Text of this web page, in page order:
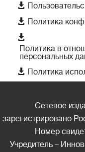

 Политика

Политика в
персональных
 Политика
Сетевое
зарегистрировано
Номер
Учредитель –